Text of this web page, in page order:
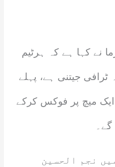
نے کہا ہے کہ ہرٹیم
جیتنی ہے، پہلے
میچ پر فوکس کرکے
نجم الحسین